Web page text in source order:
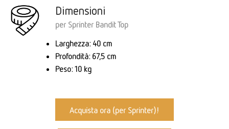
Dimensioni
per Sprinter Bandit Top
Larghezza: 40 cm
Profondità: 67,5 cm
Peso: 10 kg
Acquista ora (per Sprinter)!